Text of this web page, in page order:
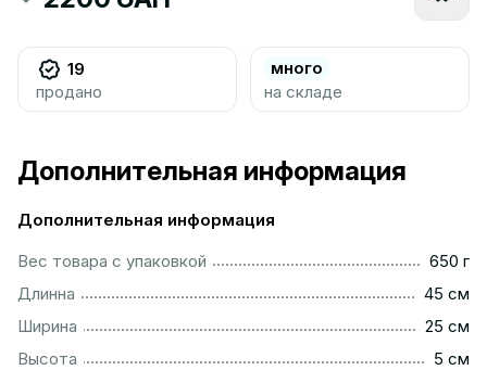
19
продано
много
на складе
Дополнительная информация
Дополнительная информация
Вес товара с упаковкой
650 г
Длинна
45 см
Ширина
25 см
Высота
5 см